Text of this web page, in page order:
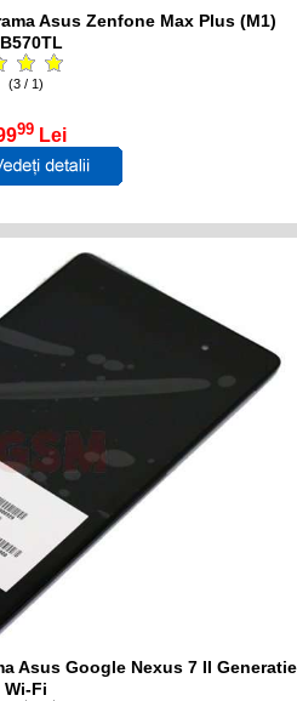
Asus Zenfone Max Plus (M1)
(3 / 1)
99 Lei
Asus Google Nexus 7 II Generatie
Wi-Fi